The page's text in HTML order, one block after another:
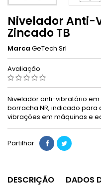
Nivelador Anti-
Zincado TB
Marca GeTech Srl
Avaliação
Nivelador anti-vibratório
borracha NR, indicado
vibrações em máquinas e
Partilhar
DESCRIÇÃO
DADOS